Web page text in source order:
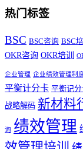
热门标签
BSC BSC咨询 BSC培
OKR咨询 OKR培训
企业管理 企业绩效管理制
平衡计分卡 平衡记
战略解码 新材料
询 绩效管理